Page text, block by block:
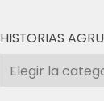
HISTORIAS
Historias
agrupadas